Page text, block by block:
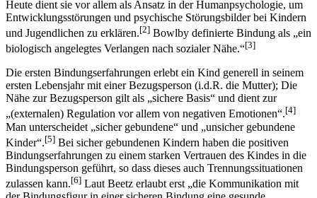
Die Bindungstheorie wurde 1969 von John Bowlby aufgestellt.
Heute dient sie vor allem als Ansatz in der Humanpsychologie, um
Entwicklungsstörungen und psychische Störungsbilder bei Kindern
und Jugendlichen zu erklären.[2]
biologisch angelegtes Verlangen nach sozialer Nähe.“[3]
Die ersten Bindungserfahrungen erlebt ein Kind generell in seinem
ersten Lebensjahr mit einer Bezugsperson (i.d.R. die Mutter); Die
Nähe zur Bezugsperson gilt als „sichere Basis“ und dient zur
„(externalen) Regulation vor allem von negativen Emotionen“.
Man unterscheidet „sicher gebundene“ und „unsicher gebundene
Kinder“.[5]Bei sicher gebundenen Kindern haben die positiven
Bindungserfahrungen zu einem starken Vertrauen des Kindes in die
Bindungsperson geführt, so dass dieses auch Trennungssituationen